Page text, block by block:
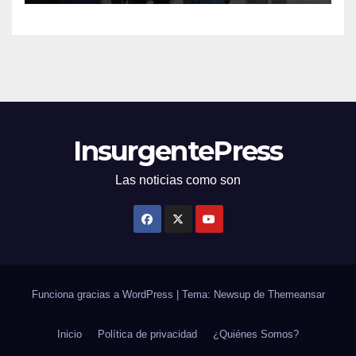
InsurgentePress
Las noticias como son
Funciona gracias a WordPress Tema: Newsup de Themeansar
Inicio Política de privacidad ¿Quiénes Somos?